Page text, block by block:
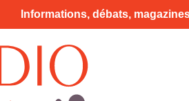
Informations, débats,